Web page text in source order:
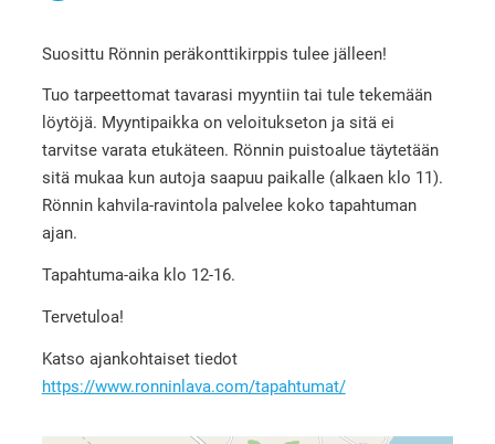
Suosittu Rönnin peräkonttikirppis tulee jälleen!
Tuo tarpeettomat tavarasi myyntiin tai tule tekemään
löytöjä. Myyntipaikka on veloitukseton ja sitä ei
tarvitse varata etukäteen. Rönnin puistoalue täytetään
sitä mukaa kun autoja saapuu paikalle (alkaen klo 11).
Rönnin kahvila-ravintola palvelee koko tapahtuman
ajan.
Tapahtuma-aika klo 12-16.
Tervetuloa!
Katso ajankohtaiset tiedot
https://www.ronninlava.com/tapahtumat/